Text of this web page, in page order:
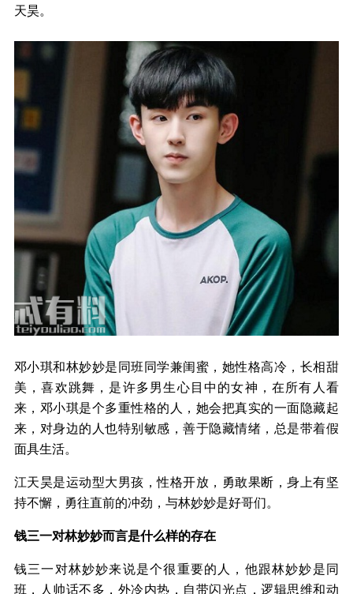
天昊。
邓小琪和林妙妙是同班同学兼闺蜜，她性格高冷，长相甜
美，喜欢跳舞，是许多男生心目中的女神，在所有人看
来，邓小琪是个多重性格的人，她会把真实的一面隐藏起
来，对身边的人也特别敏感，善于隐藏情绪，总是带着假
面具生活。
江天昊是运动型大男孩，性格开放，勇敢果断，身上有坚
持不懈，勇往直前的冲劲，与林妙妙是好哥们。
钱三一对林妙妙而言是什么样的存在
钱三一对林妙妙来说是个很重要的人，他跟林妙妙是同
班，人帅话不多，外冷内热，自带闪光点，逻辑思维和动